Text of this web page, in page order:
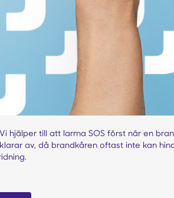
hjälper till att larma SOS först när en
av, då brandkåren oftast inte kan